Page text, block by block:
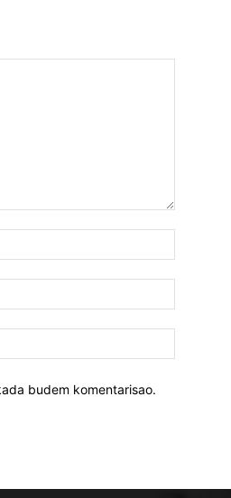
budem komentarisao.